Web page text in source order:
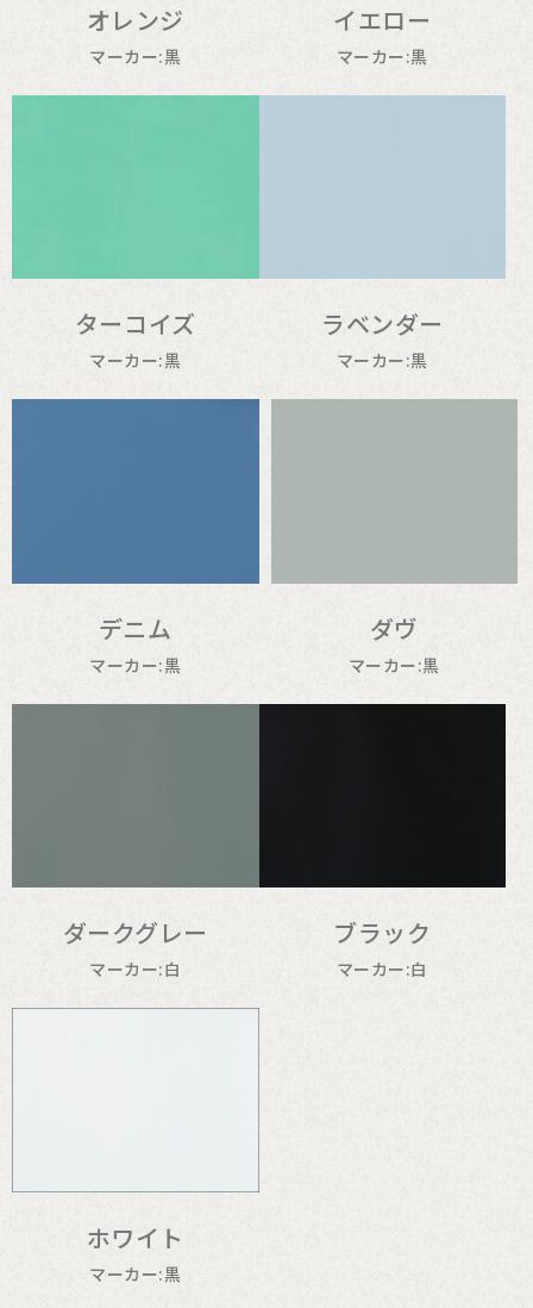
オレンジ
マーカー:黒
イエロー
マーカー:黒
ターコイズ
マーカー:黒
ラベンダー
マーカー:黒
デニム
マーカー:黒
ダヴ
マーカー:黒
ダークグレー
マーカー:白
ブラック
マーカー:白
ホワイト
マーカー:黒